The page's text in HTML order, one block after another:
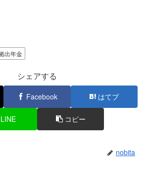
出年金
シェアする
Facebook はてブ
LINE コピー
nobita